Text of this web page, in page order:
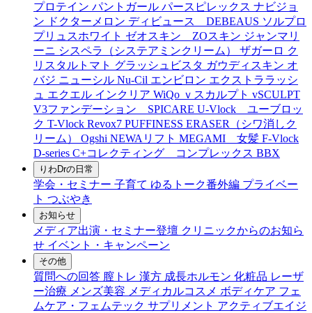
プロテイン パントガール パースピレックス ナビジョ
ン ドクターメロン ディビュース DEBEAUS ソルプロ
プリュスホワイト ゼオスキン ZOスキン ジャンマリ
ーニ シスペラ（システアミンクリーム） ザガーロ ク
リスタルトマト グラッシュビスタ ガウディスキン オ
バジ ニューシル Nu-Cil エンビロン エクストララッシ
ュ エクエル インクリア WiQo ｖスカルプト vSCULPT
V3ファンデーション SPICARE U-Vlock ユーブロッ
ク T-Vlock Revox7 PUFFINESS ERASER（シワ消しク
リーム）
Ogshi NEWAリフト MEGAMI 女髪 F-Vlock
D-series C+コレクティング コンプレックス BBX
りわDrの日常
学会・セミナー 子育て ゆるトーク番外編 プライベー
ト つぶやき
お知らせ
メディア出演・セミナー登壇 クリニックからのお知ら
せ イベント・キャンペーン
その他
質問への回答 膣トレ 漢方 成長ホルモン 化粧品 レーザ
ー治療 メンズ美容 メディカルコスメ ボディケア フェ
ムケア・フェムテック サプリメント アクティブエイジ